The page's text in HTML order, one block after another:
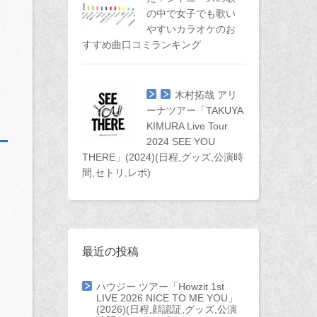
の中で女子でも歌い
やすいカラオケのお
すすめ曲口コミランキング
木村拓哉 アリ
ーナツアー「TAKUYA
KIMURA Live Tour
2024 SEE YOU
THERE」(2024)(日程,グッズ,公演時
間,セトリ,レポ)
最近の投稿
ハウジー ツアー「Howzit 1st
LIVE 2026 NICE TO ME YOU」
(2026)(日程,顔認証,グッズ,公演